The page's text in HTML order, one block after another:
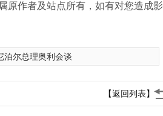
原作者及站点所有，如有对您造成影
泊尔总理奥利会谈
【返回列表】